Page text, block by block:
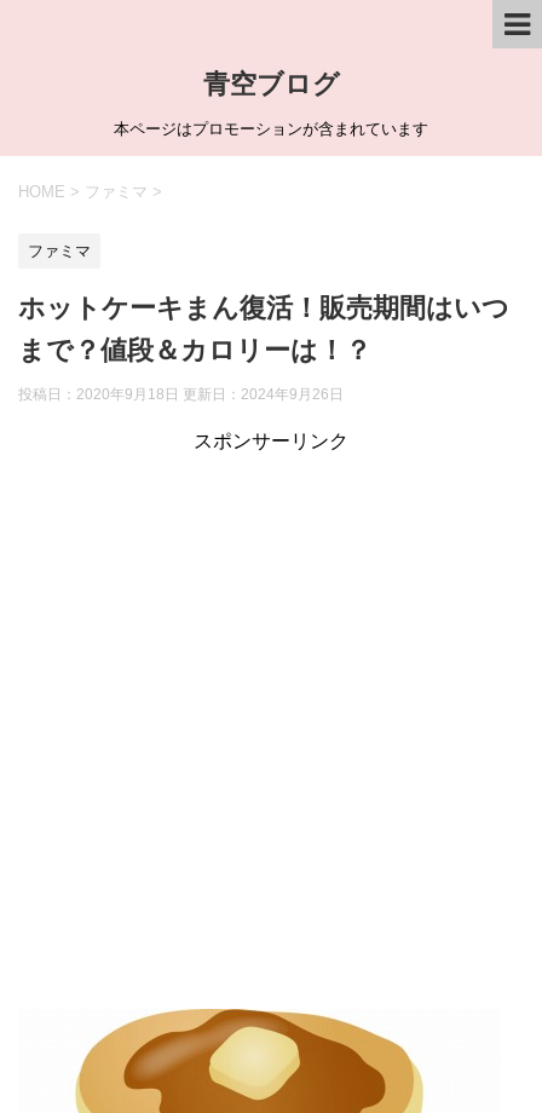
青空ブログ
本ページはプロモーションが含まれています
HOME > ファミマ >
ファミマ
ホットケーキまん復活！販売期間はいつ
まで？値段＆カロリーは！？
投稿日：2020年9月18日 更新日： 2024年9月26日
スポンサーリンク